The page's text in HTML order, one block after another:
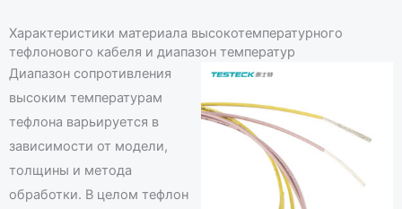
Характеристики материала высокотемпературного
тефлонового кабеля и диапазон температур
Диапазон сопротивления
высоким температурам
тефлона варьируется в
зависимости от модели,
толщины и метода
обработки. В целом тефлон